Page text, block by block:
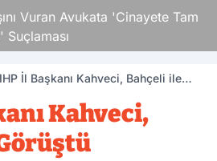
Vuran Avukata 'Cinayete Tam
İl Başkanı Kahveci, Bahçeli ile
Kahveci,